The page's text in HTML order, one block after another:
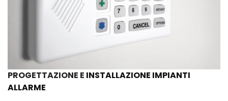
PROGETTAZIONE E INSTALLAZIONE IMPIANTI
ALLARME